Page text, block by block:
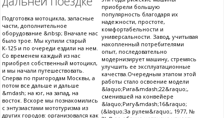
Подготовка мотоцикла, запасные
части, дополнительное
оборудование &nbsp; Вначале нас
было трое. Мы купили старый
К-125 и по очереди ездили на нем.
Со временем каждый из нас
приобрел собственный мотоцикл,
и мы начали путешествовать.
Сперва по пригородам Москвы, а
потом все дальше и дальше
&mdash; на юг, на запад, на
восток. Вскоре мы познакомились
с энтузиастами мототуризма из
других городов: организовался как
приобрели большую
популярность благодаря их
надежности, простоте,
комфортабельности и
универсальности. Завод, учитывая
накопленный потребителями
опыт, последовательно
модернизирует машину, стремясь
улучшить ее эксплуатационные
качества.Очередным этапом этой
работы стало освоение модели
&laquo;Рига&mdash;22&raquo;,
сменившей на конвейере
&laquo;Ригу&mdash;16&raquo;
(&laquo;За рулем&raquo;, 1977, №